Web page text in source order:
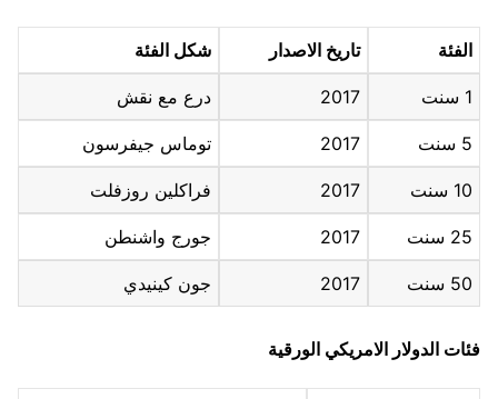
الفئة تاريخ الاصدار شكل الفئة
1 سنت 2017 درع مع نقش
5 سنت 2017 توماس جيفرسون
10 سنت 2017 فراكلين روزفلت
25 سنت 2017 جورج واشنطن
50 سنت 2017 جون كينيدي
فئات الدولار الامريكي الورقية